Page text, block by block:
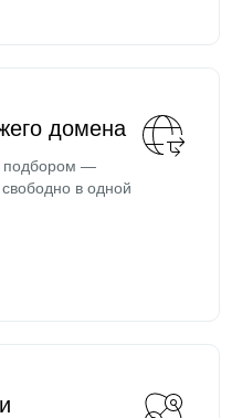
домена
подбором —
в одной